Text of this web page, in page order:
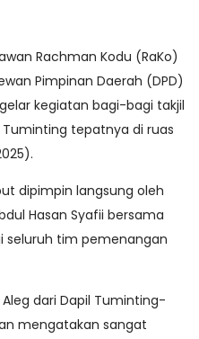
Rachman Kodu (RaKo)
Pimpinan Daerah (DPD)
kegiatan bagi-bagi takjil
Tuminting tepatnya di ruas
dipimpin langsung oleh
Hasan Syafii bersama
seluruh tim pemenangan
dari Dapil Tuminting-
mengatakan sangat